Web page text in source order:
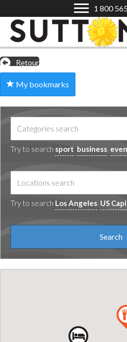
1 800
Retour
My bookmarks
Try to search sport business
Try to search Los Angeles US